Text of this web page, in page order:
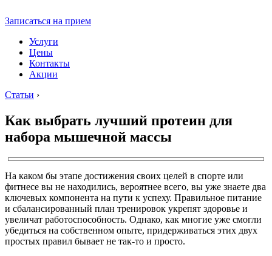
Записаться на прием
Услуги
Цены
Контакты
Акции
Статьи ›
Как выбрать лучший протеин для
набора мышечной массы
На каком бы этапе достижения своих целей в спорте или
фитнесе вы не находились, вероятнее всего, вы уже знаете два
ключевых компонента на пути к успеху. Правильное питание
и сбалансированный план тренировок укрепят здоровье и
увеличат работоспособность. Однако, как многие уже смогли
убедиться на собственном опыте, придерживаться этих двух
простых правил бывает не так-то и просто.